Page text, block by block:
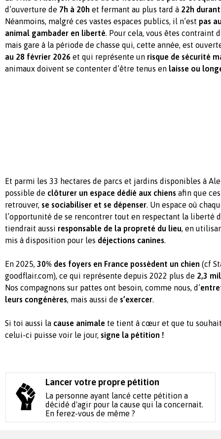
d’ouverture de 7h à 20h et fermant au plus tard à 22h
Néanmoins, malgré ces vastes espaces publics, il n’est pas
animal gambader en liberté. Pour cela, vous êtes contraint
mais gare à la période de chasse qui, cette année, est
au 28 février 2026 et qui représente un risque de sécurité
animaux doivent se contenter d’être tenus en laisse ou
Et parmi les 33 hectares de parcs et jardins disponibles à
possible de clôturer un espace dédié aux chiens afin que
retrouver, se sociabiliser et se dépenser. Un espace où
l’opportunité de se rencontrer tout en respectant la liberté
tiendrait aussi responsable de la propreté du lieu, en
mis à disposition pour les déjections canines.
En 2025, 30% des foyers en France possèdent un chien (cf
goodflair.com), ce qui représente depuis 2022 plus de 2,3
Nos compagnons sur pattes ont besoin, comme nous, d’
leurs congénères, mais aussi de s’exercer.
Si toi aussi la cause animale te tient à cœur et que tu
celui-ci puisse voir le jour, signe la pétition !
Lancer votre propre pétition
La personne ayant lancé cette pétition a
décidé d'agir pour la cause qui la concernait.
En ferez-vous de même ?